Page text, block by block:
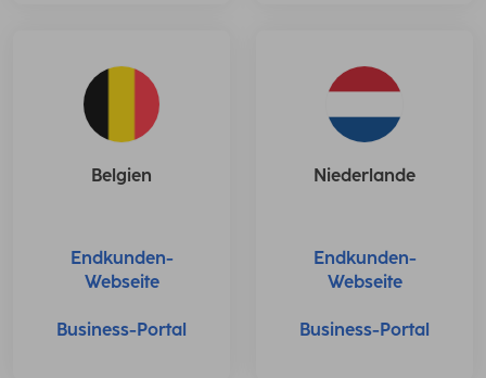
Belgien
Endkunden-
Webseite
Business-Portal
Niederlande
Endkunden-
Webseite
Business-Portal